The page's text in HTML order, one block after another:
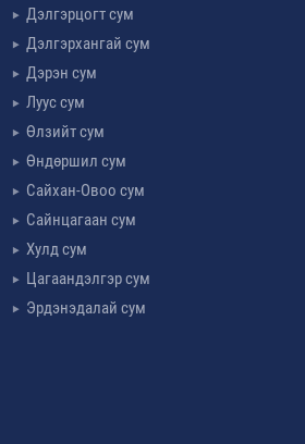
Дэлгэрцогт сум
Дэлгэрхангай сум
Дэрэн сум
Луус сум
Өлзийт сум
Өндөршил сум
Сайхан-Овоо сум
Сайнцагаан сум
Хулд сум
Цагаандэлгэр сум
Эрдэнэдалай сум